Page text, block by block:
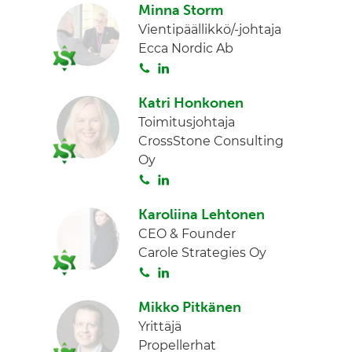
n
i
t
a
n
k
e
n
Minna Storm
Vientipäällikkö/-johtaja
Ecca Nordic Ab
S
i
t
a
n
k
e
Katri Honkonen
Toimitusjohtaja
CrossStone Consulting
Oy
S
i
t
a
n
k
e
n
Karoliina Lehtonen
CEO & Founder
Carole Strategies Oy
S
i
t
a
n
k
e
Mikko Pitkänen
Yrittäjä
Propellerhat